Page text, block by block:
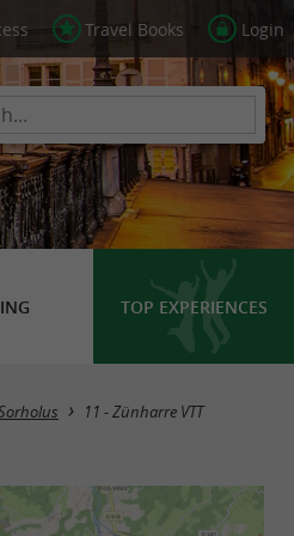
Travel Books Login
TOP EXPERIENCES
11 - Zünharre VTT